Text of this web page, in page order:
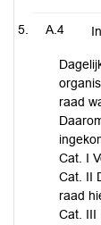
A.4
raad
Cat. I
Cat. II
raad
Cat. III